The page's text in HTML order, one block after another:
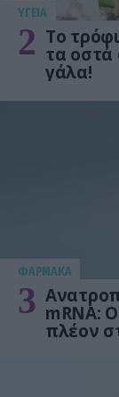
ΥΓΕΙΑ
2 Το
τα οστά
γάλα!
ΦΑΡΜΑΚΑ
3 mRNA:
πλέον